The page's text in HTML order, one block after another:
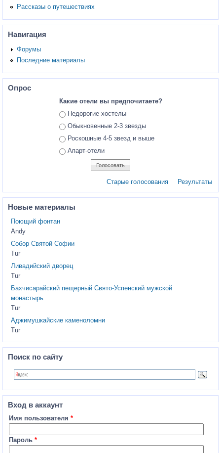
Рассказы о путешествиях
Навигация
Форумы
Последние материалы
Опрос
Какие отели вы предпочитаете?
Ответы
Недорогие хостелы
Обыкновенные 2-3 звезды
Роскошные 4-5 звезд и выше
Апарт-отели
Старые голосования Результаты
Новые материалы
Поющий фонтан
Andy
Собор Святой Софии
Tur
Ливадийский дворец
Tur
Бахчисарайский пещерный Свято-Успенский мужской
монастырь
Tur
Аджимушкайские каменоломни
Tur
Поиск по сайту
Вход в аккаунт
Имя пользователя *
Пароль *